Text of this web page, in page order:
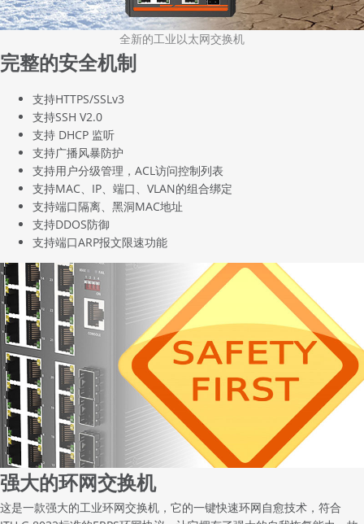
全新的工业以太网交换机
完整的安全机制
支持HTTPS/SSLv3
支持SSH V2.0
支持 DHCP 监听
支持广播风暴防护
支持用户分级管理，ACL访问控制列表
支持MAC、IP、端口、VLAN的组合绑定
支持端口隔离、黑洞MAC地址
支持DDOS防御
支持端口ARP报文限速功能
强大的环网交换机
这是一款强大的工业环网交换机 ，它的一键快速环网自愈技术，符合